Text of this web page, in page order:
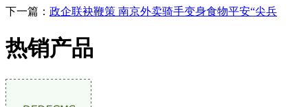
下一篇： 政企联袂鞭策 南京外卖骑手变身食物平安“尖兵
热销产品